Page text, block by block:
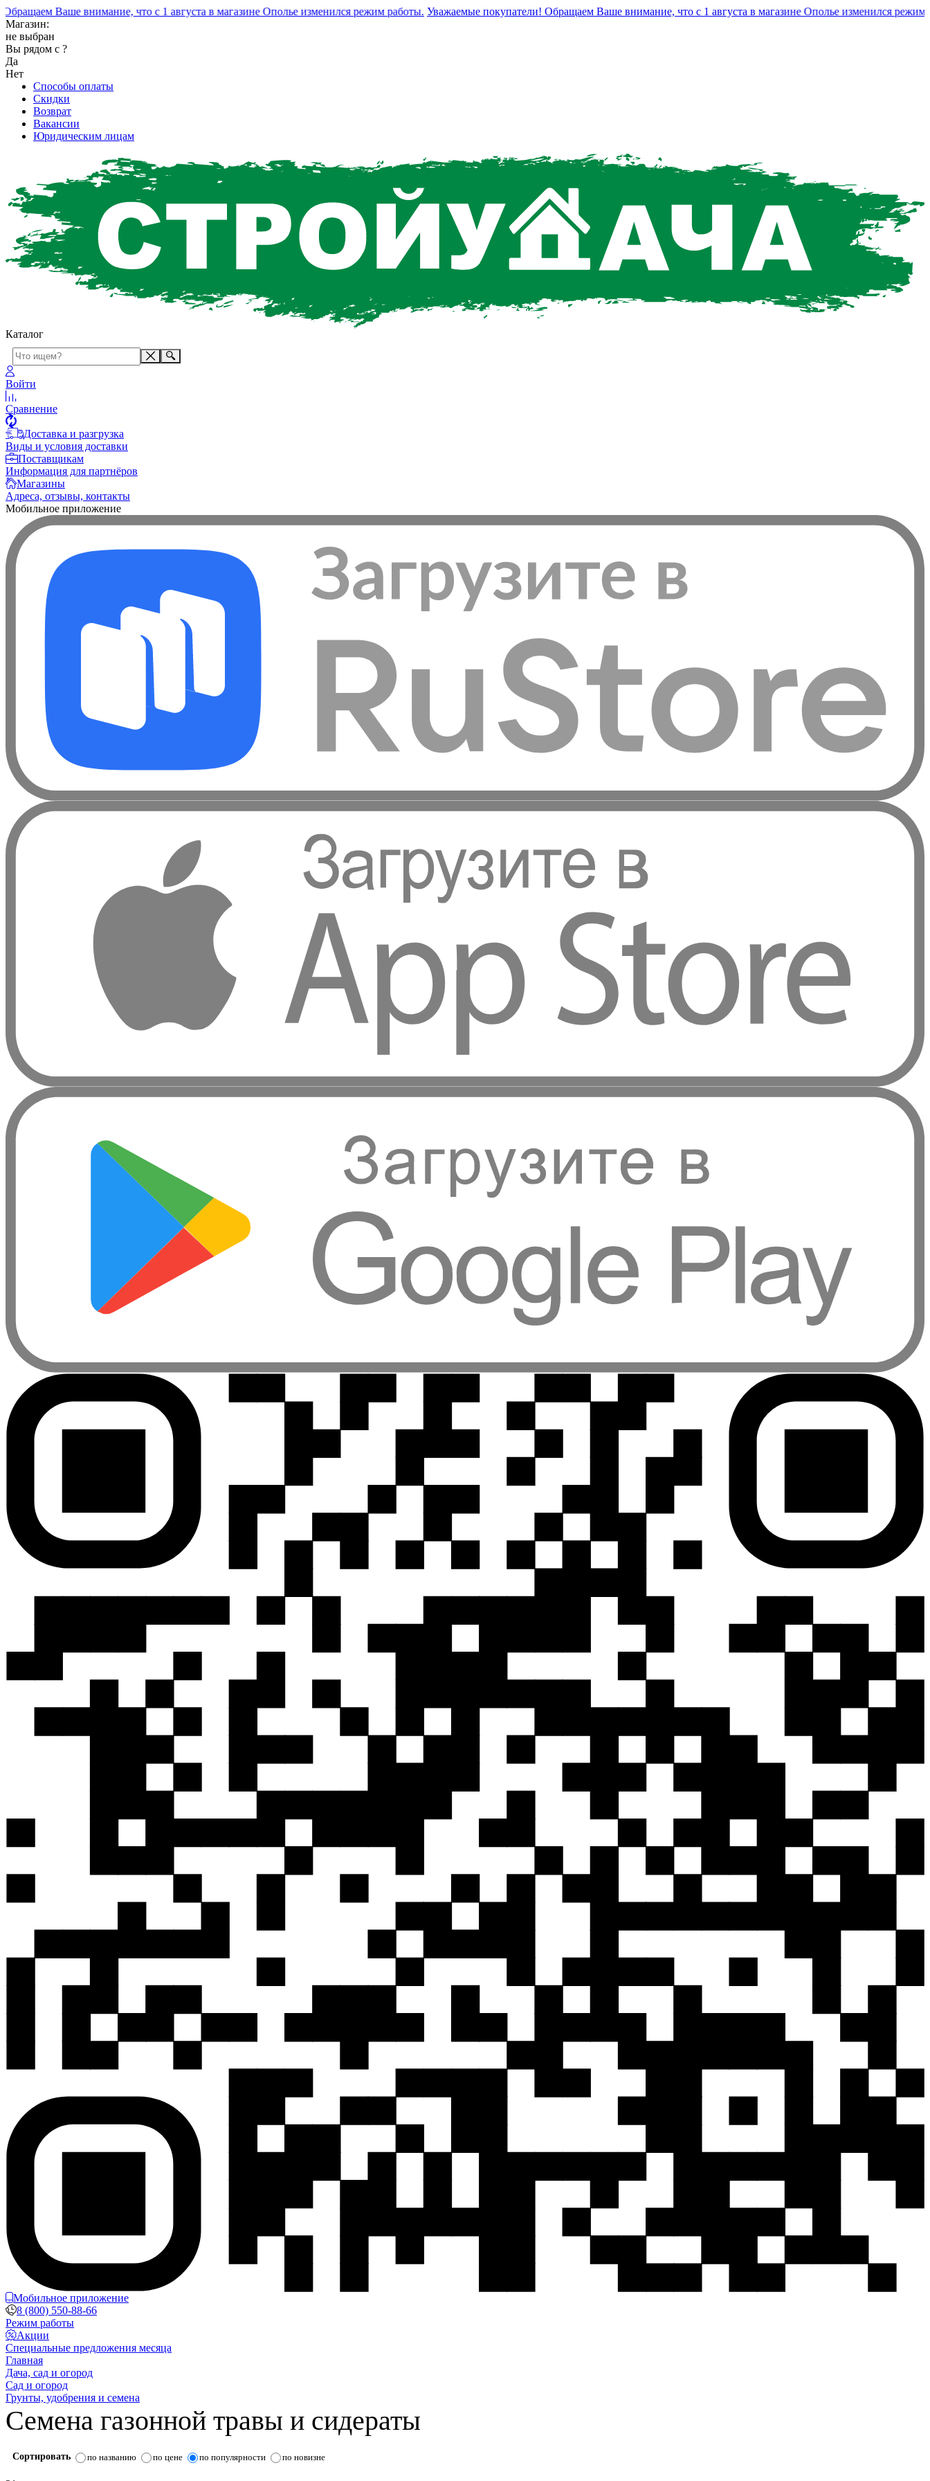
Ваше внимание, что с 1 августа в магазине Ополье изменился режим работы. Уважаемые покупатели! Обращаем Ваше внимание, что с 1 августа в магазине Ополье изменился режим
Магазин:
не выбран
Вы рядом с ?
Да
Нет
Способы оплаты
Скидки
Возврат
Вакансии
Юридическим лицам
Каталог
Войти
Сравнение
Доставка и разгрузка
Виды и условия доставки
Поставщикам
Информация для партнёров
Магазины
Адреса, отзывы, контакты
Мобильное приложение
Мобильное приложение
8 (800) 550-88-66
Режим работы
Акции
Специальные предложения месяца
Главная
Дача, сад и огород
Сад и огород
Грунты, удобрения и семена
Семена газонной травы и сидераты
Сортировать по названию по цене по популярности по новизне